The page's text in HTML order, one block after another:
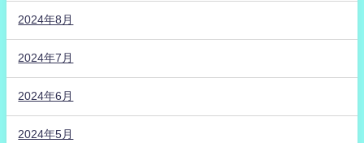
2024年8月
2024年7月
2024年6月
2024年5月